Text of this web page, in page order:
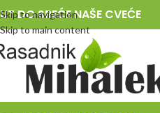
Skip to navigation
Skip to main content
DO SREĆE NAŠE CVEĆE